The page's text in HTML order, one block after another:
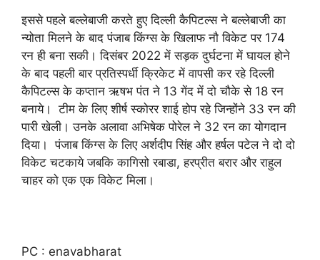
इससे पहले बल्लेबाजी करते हुए दिल्ली कैपिटल्स ने बल्लेबाजी का
न्योता मिलने के बाद पंजाब किंग्स के खिलाफ नौ विकेट पर 174
रन ही बना सकी। दिसंबर 2022 में सड़क दुर्घटना में घायल होने
के बाद पहली बार प्रतिस्पर्धी क्रिकेट में वापसी कर रहे दिल्ली
कैपिटल्स के कप्तान ऋषभ पंत ने 13 गेंद में दो चौके से 18 रन
बनाये। टीम के लिए शीर्ष स्कोरर शाई होप रहे जिन्होंने 33 रन की
पारी खेली। उनके अलावा अभिषेक पोरेल ने 32 रन का योगदान
दिया। पंजाब किंग्स के लिए अर्शदीप सिंह और हर्षल पटेल ने दो दो
विकेट चटकाये जबकि कागिसो रबाडा, हरप्रीत बरार और राहुल
चाहर को एक एक विकेट मिला।
PC : enavabharat